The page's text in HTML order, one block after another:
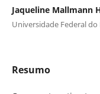
Jaqueline Mallmann
Universidade Federal do
Resumo